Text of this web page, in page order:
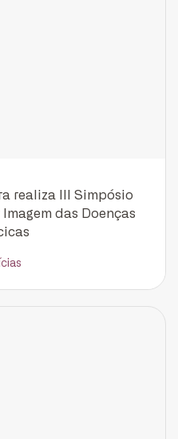
realiza III Simpósio
das Doenças